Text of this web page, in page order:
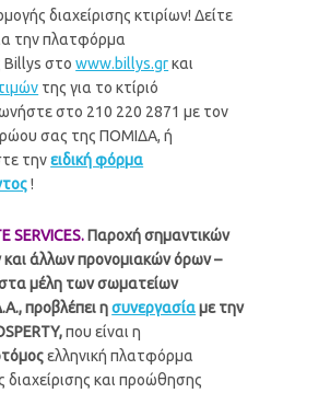
διαχείρισης κτιρίων! Δείτε
την πλατφόρμα
Billys στοwww.billys.grκαι
της για το κτίριό
στο 210 220 2871 με τον
σας της ΠΟΜΙΔΑ, ή
τηνειδική φόρμα
!
SERVICES. Παροχή σημαντικών
άλλων προνομιακών όρων –
μέλη των σωματείων
προβλέπει ησυνεργασίαμε την
που είναι η
ελληνική πλατφόρμα
διαχείρισης και προώθησης